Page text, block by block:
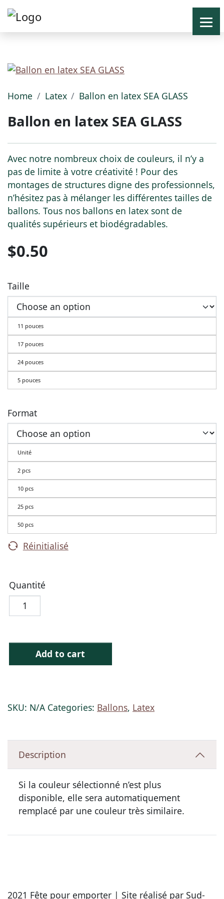
Home Latex Ballon en latex SEA GLASS
Ballon en latex SEA GLASS
Avec notre nombreux choix de couleurs, il n’y a
pas de limite à votre créativité ! Pour des
montages de structures digne des professionnels,
n’hésitez pas à mélanger les différentes tailles de
ballons. Tous nos ballons en latex sont de
qualités supérieurs et biodégradables.
$0.50
Taille
11 pouces
17 pouces
24 pouces
5 pouces
Format
Unité
2 pcs
10 pcs
25 pcs
50 pcs
Réinitialisé
Quantité
Add to cart
SKU: N/A Categories: Ballons, Latex
Description
Si la couleur sélectionné n’est plus
disponible, elle sera automatiquement
remplacé par une couleur très similaire.
2021 Fête pour emporter | Site réalisé par Sud-